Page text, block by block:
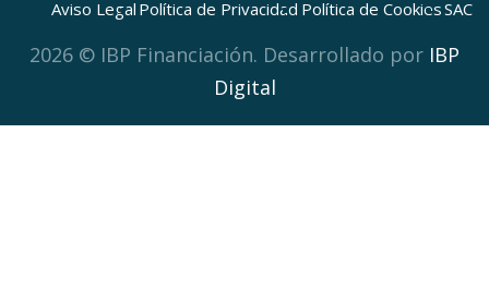
Aviso Legal Política de Privacidad Política de CookiesSAC
2026 © IBP Financiación. Desarrollado por IBP
Digital